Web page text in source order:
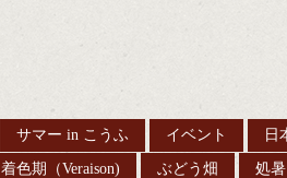
サマー in こうふ イベント 日
着色期（Veraison) ぶどう畑 処暑